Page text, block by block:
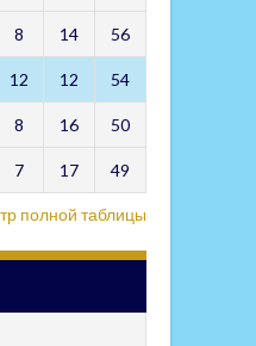
8 14 56
12 12 54
8 16 50
7 17 49
полной таблицы